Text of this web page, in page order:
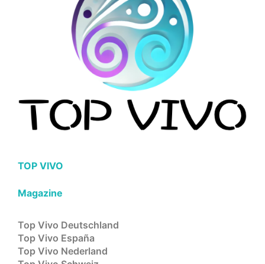
TOP VIVO
Magazine
Top Vivo Deutschland
Top Vivo España
Top Vivo Nederland